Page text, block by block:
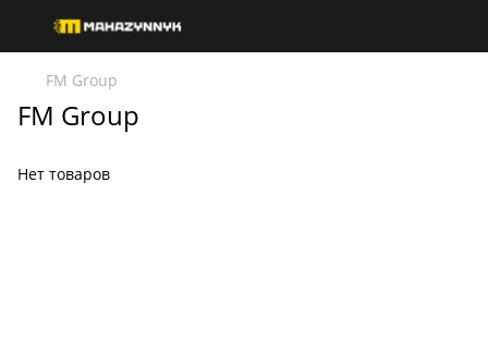
FM Group
FM Group
Нет товаров